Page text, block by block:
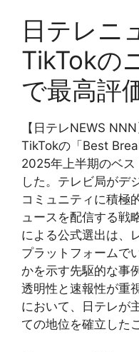
日テレニ
TikTokの
で最高評
【日テレNEWS
TikTokの「Best
2025年上半期のベス
した。テレビ局がデ
コミュニティに積極
ュースを配信する戦
による公式選出は、
プラットフォームで
かを示す先駆的な事
透明性と速報性が重
において、日テレが
ての地位を確立した